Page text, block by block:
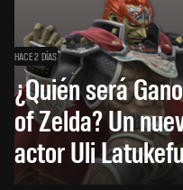
HACE 2 DÍAS
¿Quién será
of Zelda? Un
actor Uli